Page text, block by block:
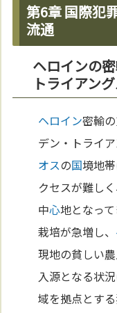
第6章 国際犯
流通
ヘロインの
トライアン
ヘロイン密輸
デン・トライア
オスの国境地
クセスが難し
中心地となっ
栽培が急増し、
現地の貧しい
入源となる状
域を拠点とす